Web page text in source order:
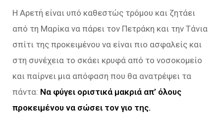
Η Αρετή είναι υπό καθεστώς τρόμου και ζητάει
από τη Μαρίκα να πάρει τον Πετράκη και την Τάνια
σπίτι της προκειμένου να είναι πιο ασφαλείς και
στη συνέχεια το σκάει κρυφά από το νοσοκομείο
και παίρνει μια απόφαση που θα ανατρέψει τα
πάντα: Να φύγει οριστικά μακριά απ’ όλους
προκειμένου να σώσει τον γιο της.